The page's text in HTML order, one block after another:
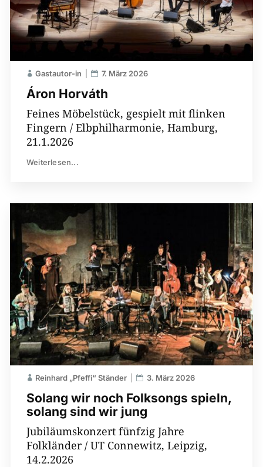
Áron Horváth
Gastautor-in 7. März 2026
Feines Möbelstück, gespielt mit flinken
Fingern / Elbphilharmonie, Hamburg,
21.1.2026
Weiterlesen...
Solang wir noch Folksongs spieln,
solang sind wir jung
Reinhard „Pfeffi“ Ständer 3. März 2026
Jubiläumskonzert fünfzig Jahre
Folkländer / UT Connewitz, Leipzig,
14.2.2026